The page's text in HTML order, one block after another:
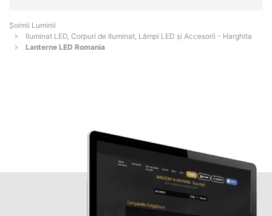
Șoimii Luminii
Iluminat LED, Corpuri de Iluminat, Lămpi LED și Accesorii - Harghita
Lanterne LED Romania